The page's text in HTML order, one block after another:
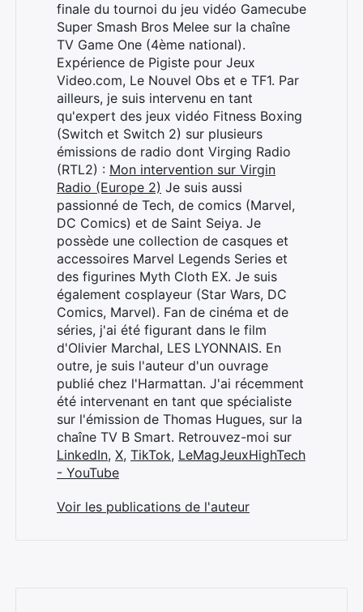
finale du tournoi du jeu vidéo Gamecube
Super Smash Bros Melee sur la chaîne
TV Game One (4ème national).
Expérience de Pigiste pour Jeux
Video.com, Le Nouvel Obs et e TF1. Par
ailleurs, je suis intervenu en tant
qu'expert des jeux vidéo Fitness Boxing
(Switch et Switch 2) sur plusieurs
émissions de radio dont Virging Radio
(RTL2) : Mon intervention sur Virgin
Radio (Europe 2) Je suis aussi
passionné de Tech, de comics (Marvel,
DC Comics) et de Saint Seiya. Je
possède une collection de casques et
accessoires Marvel Legends Series et
des figurines Myth Cloth EX. Je suis
également cosplayeur (Star Wars, DC
Comics, Marvel). Fan de cinéma et de
séries, j'ai été figurant dans le film
d'Olivier Marchal, LES LYONNAIS. En
outre, je suis l'auteur d'un ouvrage
publié chez l'Harmattan. J'ai récemment
été intervenant en tant que spécialiste
sur l'émission de Thomas Hugues, sur la
chaîne TV B Smart. Retrouvez-moi sur
LinkedIn, X, TikTok, LeMagJeuxHighTech
- YouTube
Voir les publications de l'auteur